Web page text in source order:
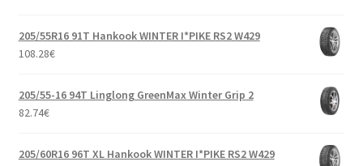
205/55R16 91T Hankook WINTER I*PIKE RS2 W429
108.28€
205/55-16 94T Linglong GreenMax Winter Grip 2
82.74€
205/60R16 96T XL Hankook WINTER I*PIKE RS2 W429